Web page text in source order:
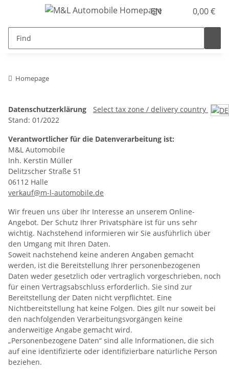
EN 0,00 €
Homepage
Select tax zone / delivery country
Datenschutzerklärung
Stand: 01/2022
Verantwortlicher für die Datenverarbeitung ist:
M&L Automobile
Inh. Kerstin Müller
Delitzscher Straße 51
06112 Halle
verkauf@m-l-automobile.de
Wir freuen uns über Ihr Interesse an unserem Online-
Angebot. Der Schutz Ihrer Privatsphäre ist für uns sehr
wichtig. Nachstehend informieren wir Sie ausführlich über
den Umgang mit Ihren Daten.
Soweit nachstehend keine anderen Angaben gemacht
werden, ist die Bereitstellung Ihrer personenbezogenen
Daten weder gesetzlich oder vertraglich vorgeschrieben, noch
für einen Vertragsabschluss erforderlich. Sie sind zur
Bereitstellung der Daten nicht verpflichtet. Eine
Nichtbereitstellung hat keine Folgen. Dies gilt nur soweit bei
den nachfolgenden Verarbeitungsvorgängen keine
anderweitige Angabe gemacht wird.
„Personenbezogene Daten“ sind alle Informationen, die sich
auf eine identifizierte oder identifizierbare natürliche Person
beziehen.